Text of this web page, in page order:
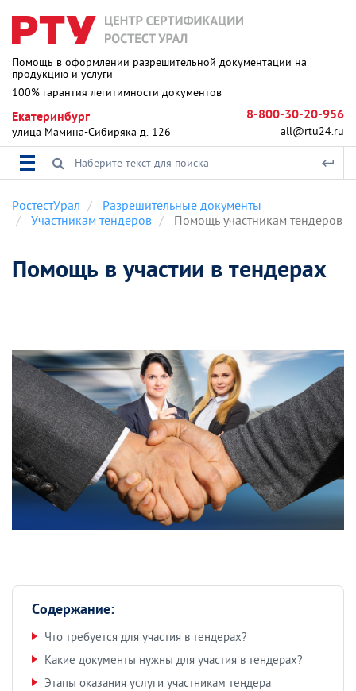
Помощь в оформлении разрешительной документации на
продукцию и услуги
100% гарантия легитимности документов
Екатеринбург
улица Мамина-Сибиряка д. 126
8-800-30-20-956
all@rtu24.ru
РостестУрал
Разрешительные документы
Участникам тендеров
Помощь участникам тендеров
Помощь в участии в тендерах
Содержание:
Что требуется для участия в тендерах?
Какие документы нужны для участия в тендерах?
Этапы оказания услуги участникам тендера